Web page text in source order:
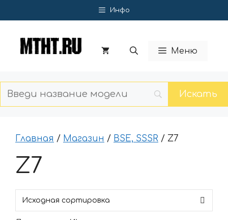
к
Инфо
Меню
Главная / Магазин / BSE, SSSR / Z7
Z7